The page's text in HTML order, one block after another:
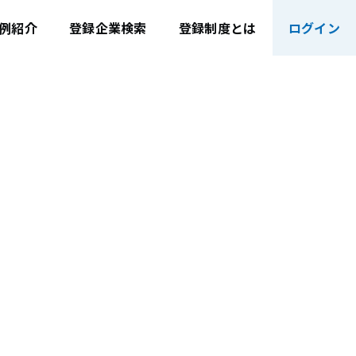
紹介 登録企業検索 登録制度とは ログイン